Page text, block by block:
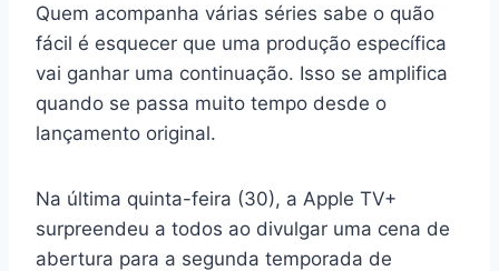
Quem acompanha várias séries sabe o quão
fácil é esquecer que uma produção específica
vai ganhar uma continuação. Isso se amplifica
quando se passa muito tempo desde o
lançamento original.
Na última quinta-feira (30), a Apple TV+
surpreendeu a todos ao divulgar uma cena de
abertura para a segunda temporada de